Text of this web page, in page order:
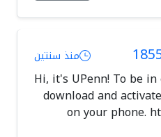
منذ سنتين
Hi, it's UPenn! To be
download and
on your phone.